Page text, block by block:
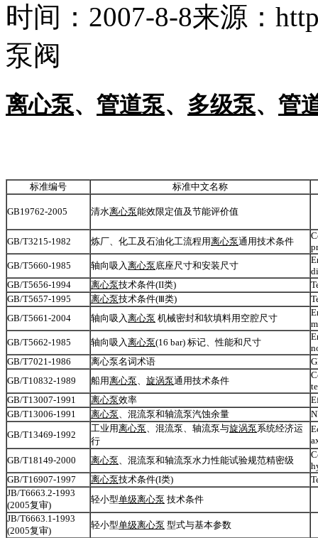
时间： 2007-8-8来源：
泵阀
离心泵、 管道泵、 多级泵、 管
标准编号 标准中文名称
GB19762-2005 清水离心泵能效限定值及节能评价值
GB/T3215-1982 炼厂、化工及石油化工流程用离心泵通用技术条件
GB/T5660-1985
轴向吸入 离心泵底座尺寸和安装尺寸
GB/T5656-1994
离心泵技术条件(II类)
GB/T5657-1995
离心泵技术条件(Ⅲ类)
GB/T5661-2004
轴向吸入 离心泵 机械密封和软填料用空腔尺寸
GB/T5662-1985
轴向吸入 离心泵(16 bar) 标记、性能和尺寸
GB/T7021-1986
离心泵名词术语
GB/T10832-1989
船用离心泵 旋涡泵通用技术条件
GB/T13007-1991
离心泵效率
GB/T13006-1991
离心泵 、混流泵和轴流泵汽蚀余量
GB/T13469-1992
工业用离心泵 、混流泵、轴流泵与旋涡泵系统经济运
行
GB/T18149-2000
离心泵 、混流泵和轴流泵水力性能试验规范精密级
GB/T16907-1997
离心泵技术条件(I类)
JB/T6663.2-1993
(2005复审)
轻小型单级离心泵 技术条件
JB/T6663.1-1993
(2005复审)
轻小型单级离心泵 型式与基本参数